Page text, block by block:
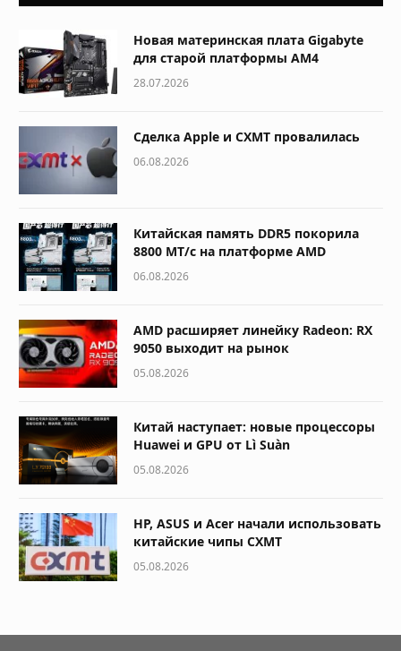
Новая материнская плата Gigabyte
для старой платформы AM4
28.07.2026
Сделка Apple и CXMT провалилась
06.08.2026
Китайская память DDR5 покорила
8800 МТ/с на платформе AMD
06.08.2026
AMD расширяет линейку Radeon: RX
9050 выходит на рынок
05.08.2026
Китай наступает: новые процессоры
Huawei и GPU от Lì Suàn
05.08.2026
HP, ASUS и Acer начали использовать
китайские чипы CXMT
05.08.2026